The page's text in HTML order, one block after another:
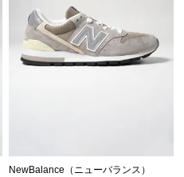
NewBalance（ニューバランス）